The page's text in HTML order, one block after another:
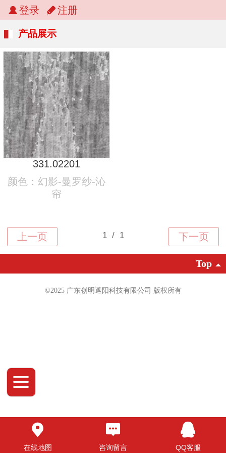
登录 注册
产品展示
331.02201
颜色：幻影-曼罗纱-沁
帘
Top
©2025 广东创明遮阳科技有限公司 版权所有
在线地图 咨询留言 QQ客服